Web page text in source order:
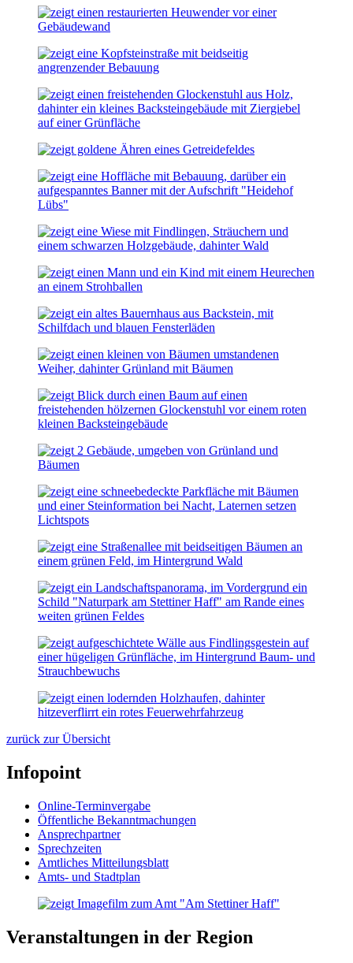
zurück zur Übersicht
Infopoint
Online-Terminvergabe
Öffentliche Bekanntmachungen
Ansprechpartner
Sprechzeiten
Amtliches Mitteilungsblatt
Amts- und Stadtplan
Veranstaltungen in der Region